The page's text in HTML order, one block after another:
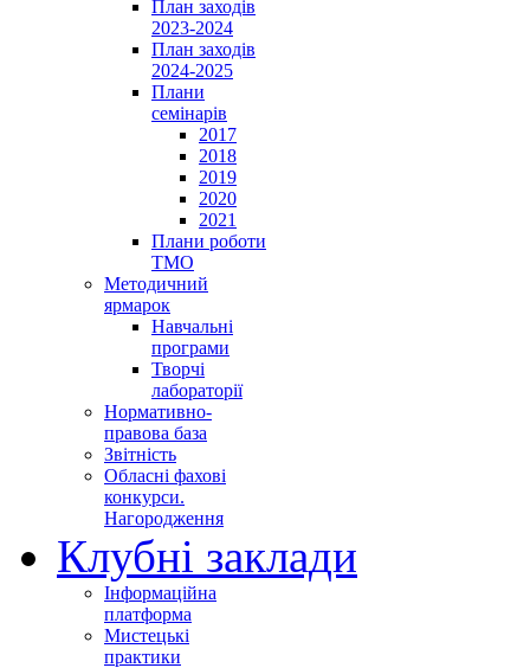
План заходів
2023-2024
План заходів
2024-2025
Плани
семінарів
2017
2018
2019
2020
2021
Плани роботи
ТМО
Методичний
ярмарок
Навчальні
програми
Творчі
лабораторії
Нормативно-
правова база
Звітність
Обласні фахові
конкурси.
Нагородження
Клубні заклади
Інформаційна
платформа
Мистецькі
практики